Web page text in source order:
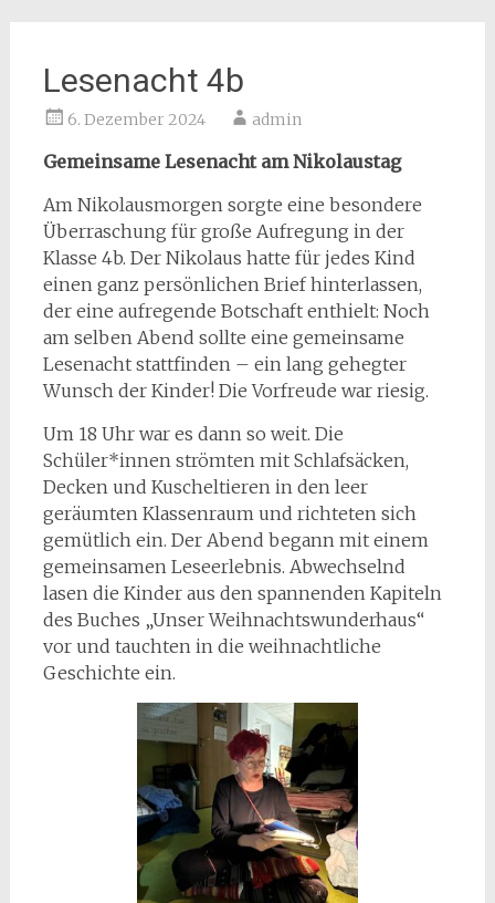
Lesenacht 4b
6. Dezember 2024 admin
Gemeinsame Lesenacht am Nikolaustag
Am Nikolausmorgen sorgte eine besondere
Überraschung für große Aufregung in der
Klasse 4b. Der Nikolaus hatte für jedes Kind
einen ganz persönlichen Brief hinterlassen,
der eine aufregende Botschaft enthielt: Noch
am selben Abend sollte eine gemeinsame
Lesenacht stattfinden – ein lang gehegter
Wunsch der Kinder! Die Vorfreude war riesig.
Um 18 Uhr war es dann so weit. Die
Schüler*innen strömten mit Schlafsäcken,
Decken und Kuscheltieren in den leer
geräumten Klassenraum und richteten sich
gemütlich ein. Der Abend begann mit einem
gemeinsamen Leseerlebnis. Abwechselnd
lasen die Kinder aus den spannenden Kapiteln
des Buches „Unser Weihnachtswunderhaus“
vor und tauchten in die weihnachtliche
Geschichte ein.